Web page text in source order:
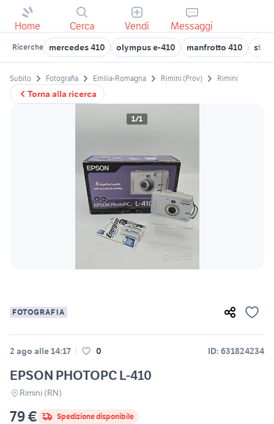
Home Cerca Vendi Messaggi
Ricerche mercedes 410 olympus e-410 manfrotto 410
Torna alla ricerca
Subito Fotografia Emilia-Romagna Rimini (Prov) Rimini
1/1
FOTOGRAFIA
2 ago alle 14:17 0 ID: 631824234
EPSON PHOTOPC L-410
Rimini (RN)
79 € Spedizione disponibile